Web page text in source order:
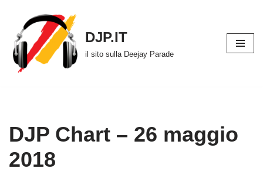
Vai
al
contenuto
DJP.IT
il sito sulla Deejay Parade
DJP Chart – 26 maggio
2018